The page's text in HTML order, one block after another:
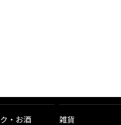
・お酒 雑貨